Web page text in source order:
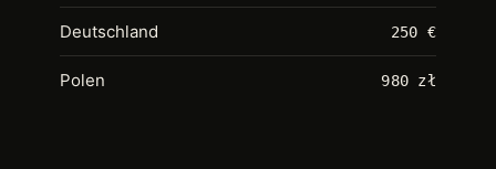
Deutschland 250 €
Polen 980 zł